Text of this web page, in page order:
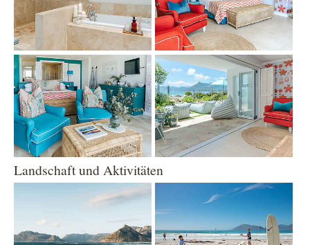
Show larger version Show larger version
Landschaft und Aktivitäten
Show larger version Show larger version